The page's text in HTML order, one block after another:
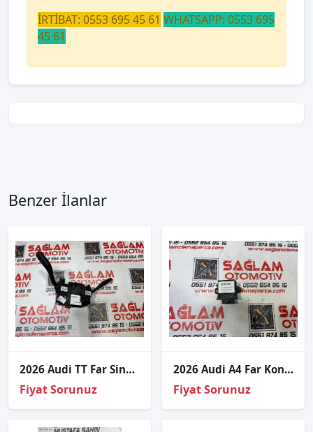
İRTİBAT: 0553 695 45 61 WHATSAPP: 0553 695
45 61
Benzer İlanlar
2026 Audi TT Far Sinyal Silcek Kolu 8J0907137Q
Fiyat Sorunuz
2026 Audi A4 Far Kontrol Beyni 5M0907357C
Fiyat Sorunuz